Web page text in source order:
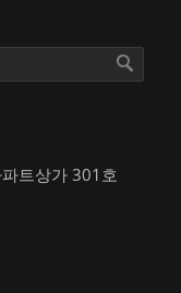
트상가 301호